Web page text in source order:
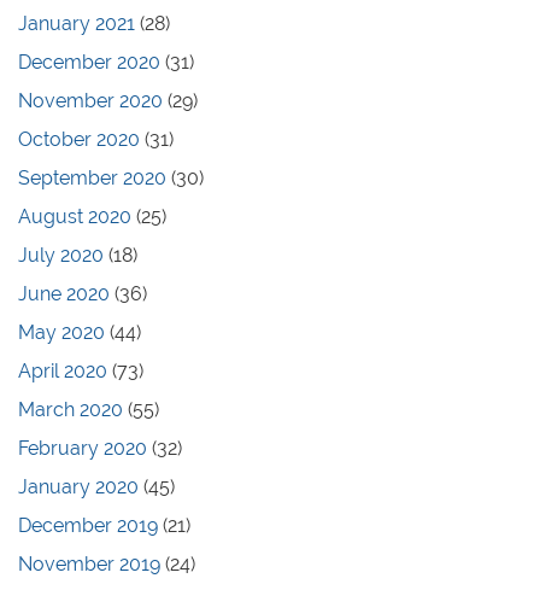
January 2021 (28)
December 2020 (31)
November 2020 (29)
October 2020 (31)
September 2020 (30)
August 2020 (25)
July 2020 (18)
June 2020 (36)
May 2020 (44)
April 2020 (73)
March 2020 (55)
February 2020 (32)
January 2020 (45)
December 2019 (21)
November 2019 (24)